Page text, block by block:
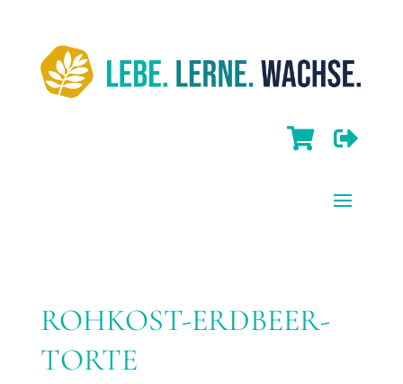
 
ROHKOST-ERDBEER-
TORTE